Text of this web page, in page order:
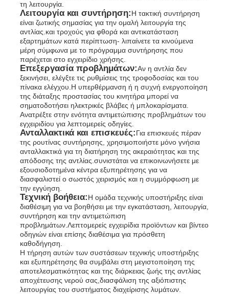
τη λειτουργία.
Λειτουργία και συντήρηση:Η τακτική συντήρηση
είναι ζωτικής σημασίας για την ομαλή λειτουργία της
αντλίας.και τροχούς για φθορά και αντικατάσταση
εξαρτημάτων κατά περίπτωση- λιπαίνετε τα κινούμενα
μέρη σύμφωνα με το πρόγραμμα συντήρησης που
παρέχεται στο εγχειρίδιο χρήσης.
Επεξεργασία προβλημάτων:Αν η αντλία δεν
ξεκινήσει, ελέγξτε τις ρυθμίσεις της τροφοδοσίας και του
πίνακα ελέγχου.Η υπερθέρμανση ή η συχνή ενεργοποίηση
της διάταξης προστασίας του κινητήρα μπορεί να
σηματοδοτήσει ηλεκτρικές βλάβες ή μπλοκαρίσματα.
Ανατρέξτε στην ενότητα αντιμετώπισης προβλημάτων του
εγχειριδίου για λεπτομερείς οδηγίες.
Ανταλλακτικά και επισκευές:Για επισκευές πέραν
της ρουτίνας συντήρησης, χρησιμοποιήστε μόνο γνήσια
ανταλλακτικά για τη διατήρηση της ακεραιότητας και της
απόδοσης της αντλίας.συνιστάται να επικοινωνήσετε με
εξουσιοδοτημένα κέντρα εξυπηρέτησης για να
διασφαλιστεί ο σωστός χειρισμός και η συμμόρφωση με
την εγγύηση.
Τεχνική βοήθεια:Η ομάδα τεχνικής υποστήριξης είναι
διαθέσιμη για να βοηθήσει με την εγκατάσταση, λειτουργία,
συντήρηση και την αντιμετώπιση
προβλημάτων.Λεπτομερείς εγχειρίδια προϊόντων και βίντεο
οδηγιών είναι επίσης διαθέσιμα για πρόσθετη
καθοδήγηση.
Η τήρηση αυτών των συστάσεων τεχνικής υποστήριξης
και εξυπηρέτησης θα συμβάλει στη μεγιστοποίηση της
αποτελεσματικότητας και της διάρκειας ζωής της αντλίας
αποχέτευσης νερού σας,διασφάλιση της αξιόπιστης
λειτουργίας του συστήματος διαχείρισης λυμάτων.